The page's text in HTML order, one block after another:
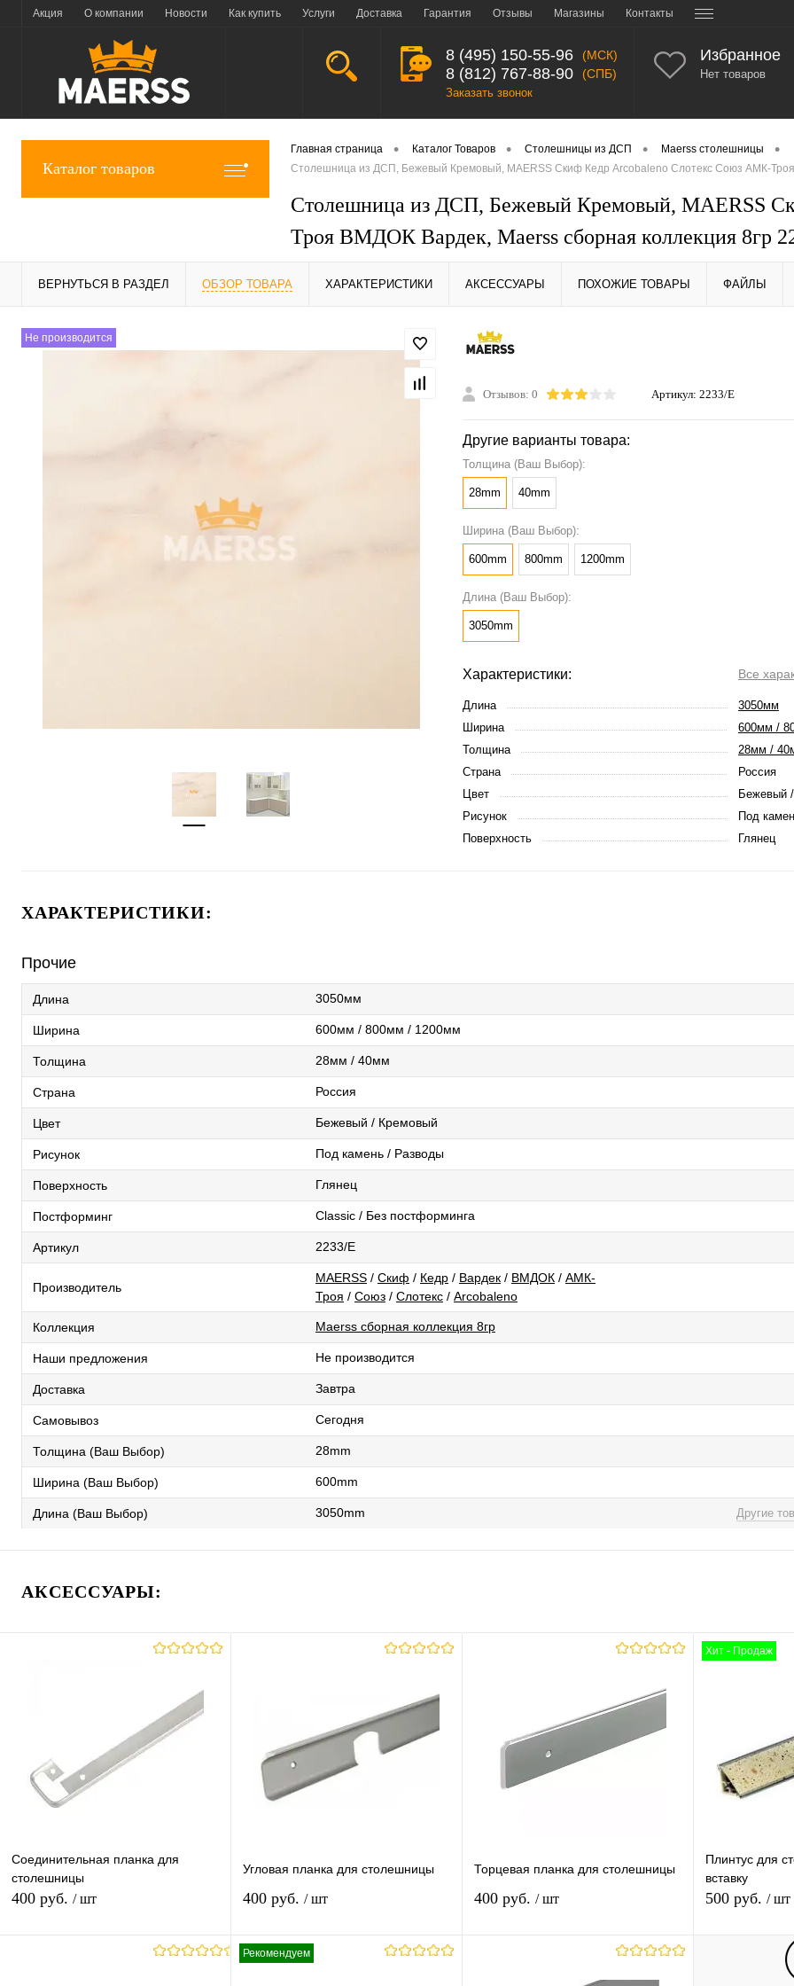
Акция О компании Новости Как купить Услуги Доставка Гарантия Отзывы Магазины Контакты
8 (495) 150-55-96 (МСК)
8 (812) 767-88-90 (СПБ)
Заказать звонок
Избранное
Нет товаров
Каталог товаров
Главная страница • Каталог Товаров • Столешницы из ДСП • Maerss столешницы •
Столешница из ДСП, Бежевый Кремовый, MAERSS Скиф Кедр Arcobaleno Слотекс Союз АМК-
Столешница из ДСП, Бежевый Кремовый, MAERSS
Троя ВМДОК Вардек, Maerss сборная коллекция 8гр
ВЕРНУТЬСЯ В РАЗДЕЛ ОБЗОР ТОВАРА ХАРАКТЕРИСТИКИ АКСЕССУАРЫ ПОХОЖИЕ ТОВАРЫ ФАЙЛЫ
Не производится
Отзывов: 0 Артикул: 2233/E
Другие варианты товара:
Толщина (Ваш Выбор):
28mm 40mm
Ширина (Ваш Выбор):
600mm 800mm 1200mm
Длина (Ваш Выбор):
3050mm
Характеристики: Все
Длина
3050мм
Ширина
600мм /
Толщина
28мм /
Страна
Россия
Цвет
Бежевый
Рисунок
Под
Поверхность
Глянец
ХАРАКТЕРИСТИКИ:
Прочие
Длина 3050мм
Ширина 600мм / 800мм / 1200мм
Толщина 28мм / 40мм
Страна Россия
Цвет Бежевый / Кремовый
Рисунок Под камень / Разводы
Поверхность Глянец
Постформинг Classic / Без постформинга
Артикул 2233/E
Производитель
MAERSS / Скиф / Кедр / Вардек / ВМДОК / АМК-
Троя / Союз / Слотекс / Arcobaleno
Коллекция Maerss сборная коллекция 8гр
Наши предложения Не производится
Доставка Завтра
Самовывоз Сегодня
Толщина (Ваш Выбор) 28mm
Ширина (Ваш Выбор) 600mm
Длина (Ваш Выбор) 3050mm Другие
АКСЕССУАРЫ:
Соединительная планка для
столешницы
400 руб. / шт
Угловая планка для столешницы
400 руб. / шт
Торцевая планка для столешницы
400 руб. / шт
Хит - Продаж
Плинтус для
вставку
500 руб. / шт
Рекомендуем